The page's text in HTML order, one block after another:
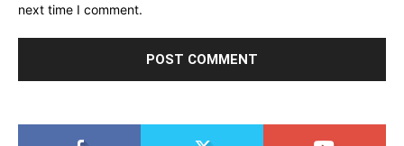
next time I comment.